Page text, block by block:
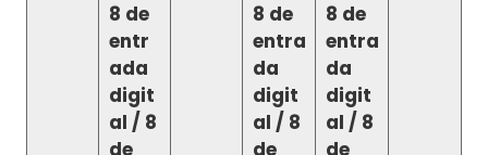
8 de
entr
ada
digit
al / 8
de
8 de
entra
da
digit
al / 8
de
8 de
entra
da
digit
al / 8
de